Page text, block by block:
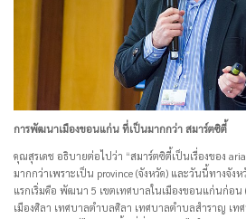
การพัฒนาเมืองขอนแก่น ที่เป็นมากกว่า สมาร์ตซิตี้
คุณสุรเดช อธิบายต่อไปว่า “สมาร์ตซิตี้เป็นเรื่องของ
มากกว่าเพราะเป็น province (จังหวัด) และวันนี้ทางจั
แรกเริ่มคือ พัฒนา 5 เขตเทศบาลในเมืองขอนแก่นก่อ
เมืองศิลา เทศบาลตำบลศิลา เทศบาลตำบลสำราญ เ